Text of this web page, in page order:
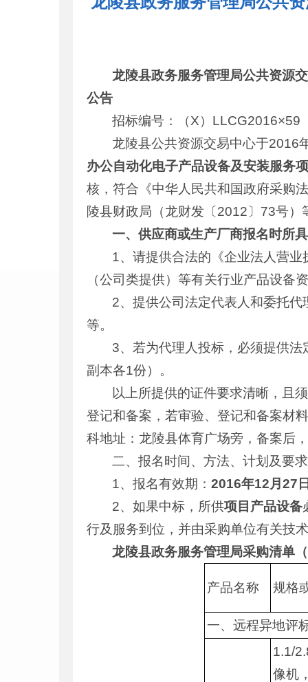
龙陵县政务服务管理局公共资源
公告
招标编号：（X）LLCG2016×59
龙陵县公共资源交易中心于2016
办公自动化电子产品设备及安装服务
核，符合《中华人民共和国政府采购
陵县财政局（龙财发〔2012〕73号
一、供应商或生产厂商报名时所
1、请提供合法的《企业法人营
（公司类提供）等有关行业产品设备
2、提供公司法定代表人和委托
等。
3、若为代理人投标，必须提供
副本各1份）。
以上所提供的证件要求清晰，且
登记和备案，若审验、登记和备案材
科地址：龙陵县体育广场旁，备案后
二、报名时间、方法、计划及要求
1、报名有效期：2016年12月27
2、如果中标，所供项目产品设备
行及服务到位，并由采购单位有关技
龙陵县政务服务管理局采购清单
产品名称 规格
一、远程异地评
1.1/
像机